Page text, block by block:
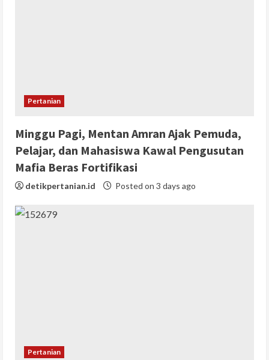
Pertanian
Minggu Pagi, Mentan Amran Ajak Pemuda,
Pelajar, dan Mahasiswa Kawal Pengusutan
Mafia Beras Fortifikasi
detikpertanian.id Posted on 3 days ago
Pertanian